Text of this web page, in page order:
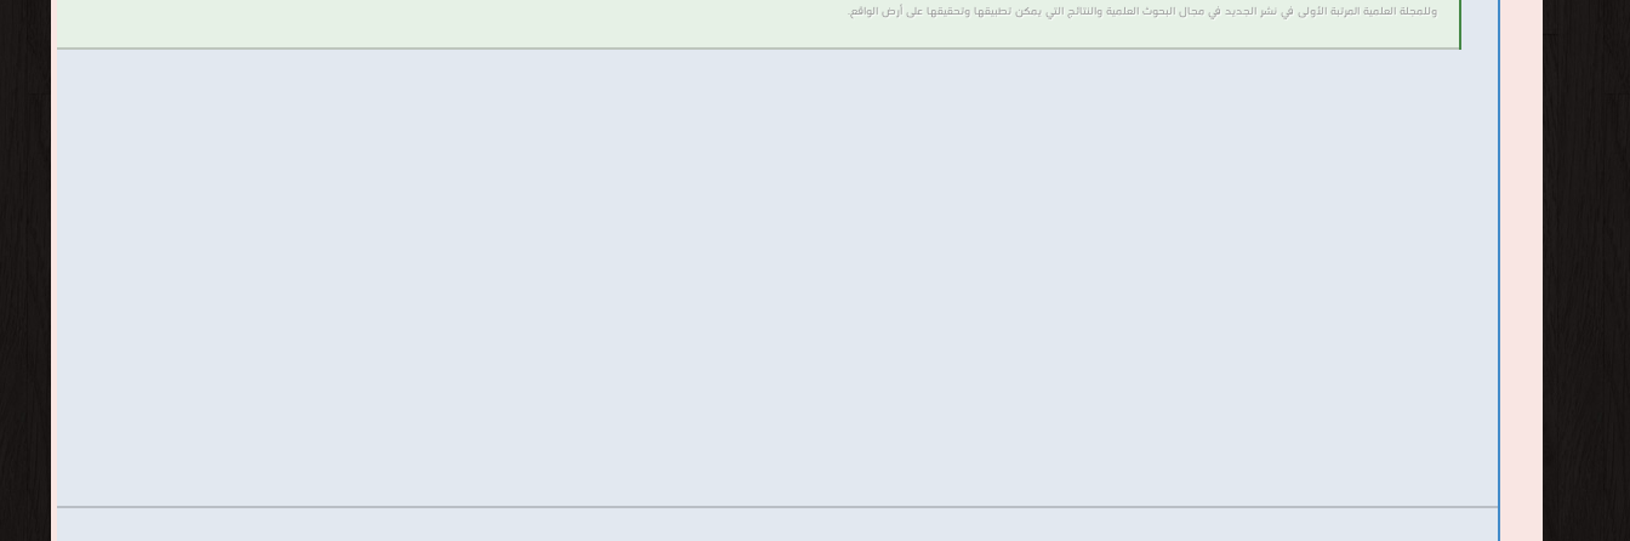
وللمجلة العلمية المرتبة الأولى في نشر الجديد في مجال البحوث العلمية والنتائج التي يمكن تطبيقها وتحقيقها على أرض الواقع.